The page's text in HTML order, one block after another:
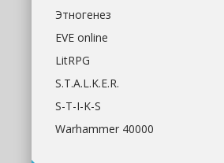
Этногенез
EVE online
LitRPG
S.T.A.L.K.E.R.
S-T-I-K-S
Warhammer 40000